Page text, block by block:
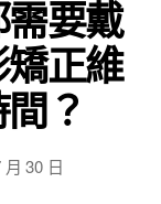
要戴
正維
？
月 30 日